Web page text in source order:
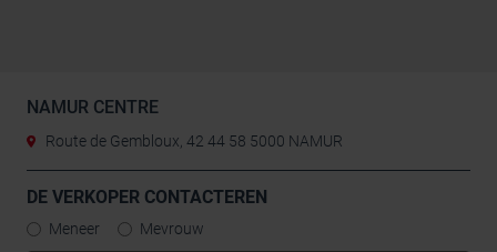
NAMUR CENTRE
Route de Gembloux, 42 44 58 5000 NAMUR
DE VERKOPER CONTACTEREN
Meneer Mevrouw